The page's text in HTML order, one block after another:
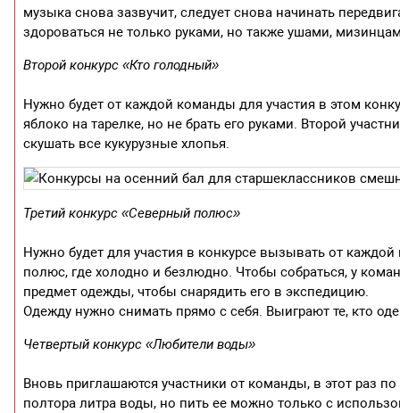
музыка снова зазвучит, следует снова начинать
здороваться не только руками, но также ушами,
Второй конкурс «Кто голодный»
Нужно будет от каждой команды для участия в этом
яблоко на тарелке, но не брать его руками. Второй
скушать все кукурузные хлопья.
Третий конкурс «Северный полюс»
Нужно будет для участия в конкурсе вызывать от
полюс, где холодно и безлюдно. Чтобы собраться, у
предмет одежды, чтобы снарядить его в экспедицию.
Одежду нужно снимать прямо с себя. Выиграют те, кто
Четвертый конкурс «Любители воды»
Вновь приглашаются участники от команды, в этот раз
полтора литра воды, но пить ее можно только с